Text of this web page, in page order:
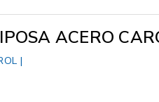
ACERO
|